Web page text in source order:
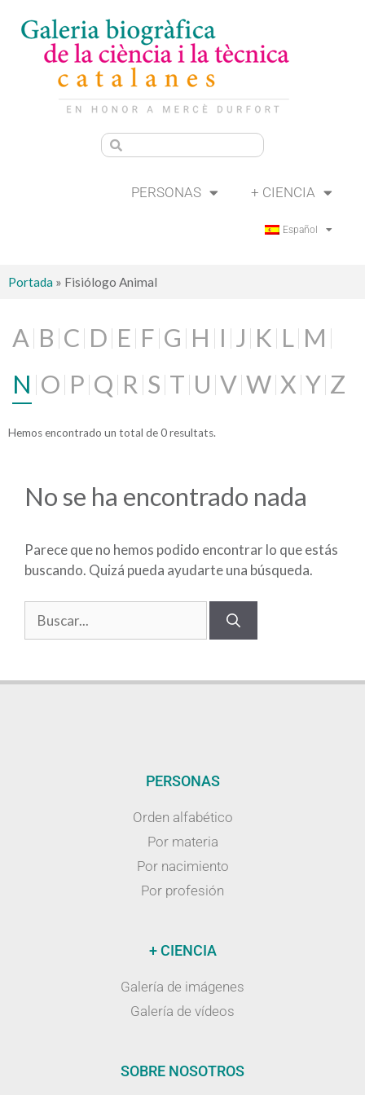
PERSONAS + CIENCIA
Español
Portada » Fisiólogo Animal
A B C D E F G H I J K L M
N O P Q R S T U V W X Y Z
Hemos encontrado un total de 0 resultats.
No se ha encontrado nada
Parece que no hemos podido encontrar lo que estás
buscando. Quizá pueda ayudarte una búsqueda.
PERSONAS
Orden alfabético
Por materia
Por nacimiento
Por profesión
+ CIENCIA
Galería de imágenes
Galería de vídeos
SOBRE NOSOTROS